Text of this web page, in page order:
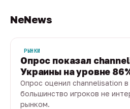
NeNews
РЫНКИ
Опрос показал
Украины на уровне
Опрос оценил channelisation в
большинство игроков не
рынком.